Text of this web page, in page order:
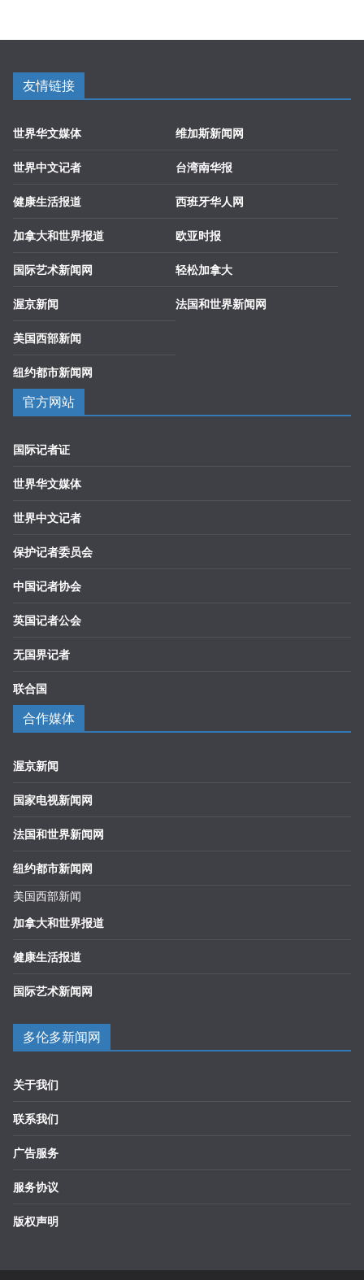
友情链接
世界华文媒体
世界中文记者
健康生活报道
加拿大和世界报道
国际艺术新闻网
渥京新闻
美国西部新闻
纽约都市新闻网
维加斯新闻网
台湾南华报
西班牙华人网
欧亚时报
轻松加拿大
法国和世界新闻网
官方网站
国际记者证
世界华文媒体
世界中文记者
保护记者委员会
中国记者协会
英国记者公会
无国界记者
联合国
合作媒体
渥京新闻
国家电视新闻网
法国和世界新闻网
纽约都市新闻网
美国西部新闻
加拿大和世界报道
健康生活报道
国际艺术新闻网
多伦多新闻网
关于我们
联系我们
广告服务
服务协议
版权声明